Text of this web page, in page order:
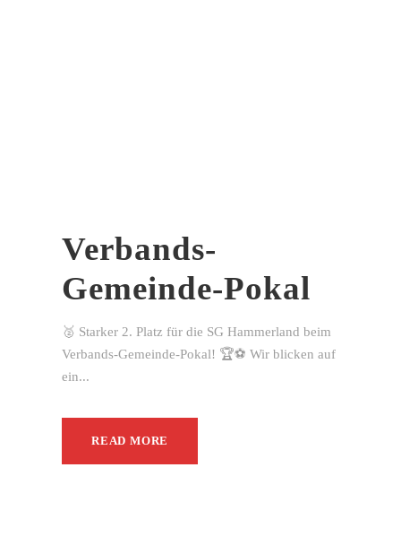
Verbands-
Gemeinde-Pokal
🥈 Starker 2. Platz für die SG Hammerland beim
Verbands-Gemeinde-Pokal! 🏆⚽ Wir blicken auf
ein...
READ MORE